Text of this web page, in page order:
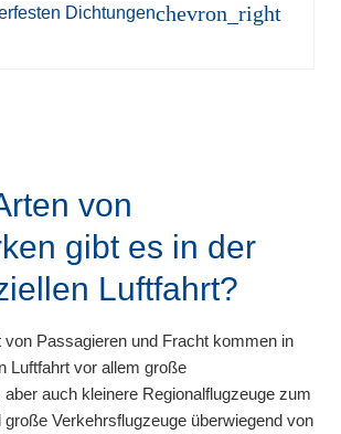
Dichtungenchevron_right
von
gibt es in der
Luftfahrt?
von Passagieren und Fracht kommen in
Luftfahrt vor allem große
auch kleinere Regionalflugzeuge zum
große Verkehrsflugzeuge überwiegend von